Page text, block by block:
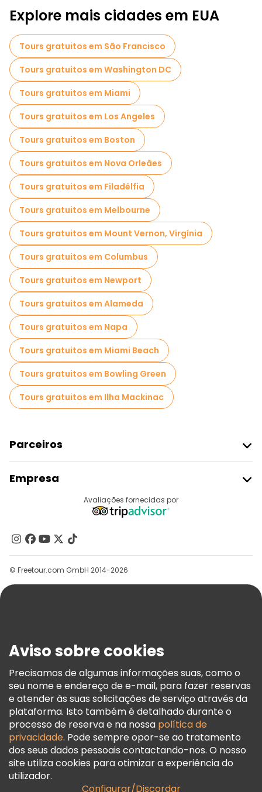
Museus em San Diego
Passeios a pé noturnos gratuitos em San Diego
Passeios de bicicleta em San Diego
Passeios gastronômicos em San Diego
Passeios gratuitos perto USS Midway Museum
Passeios gratuitos perto Whaley House Museum
Explore mais cidades em EUA
Tours gratuitos em São Francisco
Tours gratuitos em Washington DC
Tours gratuitos em Miami
Tours gratuitos em Los Angeles
Tours gratuitos em Boston
Tours gratuitos em Nova Orleães
Tours gratuitos em Filadélfia
Tours gratuitos em Melbourne
Tours gratuitos em Mount Vernon, Virgínia
Tours gratuitos em Columbus
Tours gratuitos em Newport
Tours gratuitos em Alameda
Tours gratuitos em Napa
Tours gratuitos em Miami Beach
Tours gratuitos em Bowling Green
Tours gratuitos em Ilha Mackinac
Parceiros
Registo Do Fornecedor
Programa De Afiliados
Empresa
Contacte-Nos
Grupos
Ajuda
Termos E Informações Legais
Política De Cookies
Freetour Prémios
Programa De Fidelidade
Avaliações fornecidas por
© Freetour.com GmbH 2014-2026
Aviso sobre cookies
Precisamos de algumas informações suas, como o
seu nome e endereço de e-mail, para fazer reservas
e atender às suas solicitações de serviço através da
plataforma. Isto também é detalhado durante o
processo de reserva e na nossa política de
privacidade. Pode sempre opor-se ao tratamento
dos seus dados pessoais contactando-nos. O nosso
site utiliza cookies para otimizar a experiência do
utilizador.
Configurar/Discordar